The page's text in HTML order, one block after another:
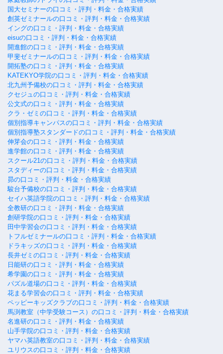
国大セミナーの口コミ・評判・料金・合格実績
創英ゼミナールの口コミ・評判・料金・合格実績
イングの口コミ・評判・料金・合格実績
eisuの口コミ・評判・料金・合格実績
開進館の口コミ・評判・料金・合格実績
甲斐ゼミナールの口コミ・評判・料金・合格実績
開拓塾の口コミ・評判・料金・合格実績
KATEKYO学院の口コミ・評判・料金・合格実績
北九州予備校の口コミ・評判・料金・合格実績
クセジュの口コミ・評判・料金・合格実績
公文式の口コミ・評判・料金・合格実績
クラ・ゼミの口コミ・評判・料金・合格実績
個別指導キャンパスの口コミ・評判・料金・合格実績
個別指導塾スタンダードの口コミ・評判・料金・合格実績
伸芽会の口コミ・評判・料金・合格実績
進学館の口コミ・評判・料金・合格実績
スクール21の口コミ・評判・料金・合格実績
スタディーの口コミ・評判・料金・合格実績
昴の口コミ・評判・料金・合格実績
駿台予備校の口コミ・評判・料金・合格実績
セイハ英語学院の口コミ・評判・料金・合格実績
全教研の口コミ・評判・料金・合格実績
創研学院の口コミ・評判・料金・合格実績
田中学習会の口コミ・評判・料金・合格実績
トフルゼミナールの口コミ・評判・料金・合格実績
ドラキッズの口コミ・評判・料金・合格実績
長井ゼミの口コミ・評判・料金・合格実績
日能研の口コミ・評判・料金・合格実績
希学園の口コミ・評判・料金・合格実績
パズル道場の口コミ・評判・料金・合格実績
花まる学習会の口コミ・評判・料金・合格実績
ペッピーキッズクラブの口コミ・評判・料金・合格実績
馬渕教室（中学受験コース）の口コミ・評判・料金・合格実績
名進研の口コミ・評判・料金・合格実績
山手学院の口コミ・評判・料金・合格実績
ヤマハ英語教室の口コミ・評判・料金・合格実績
ユリウスの口コミ・評判・料金・合格実績